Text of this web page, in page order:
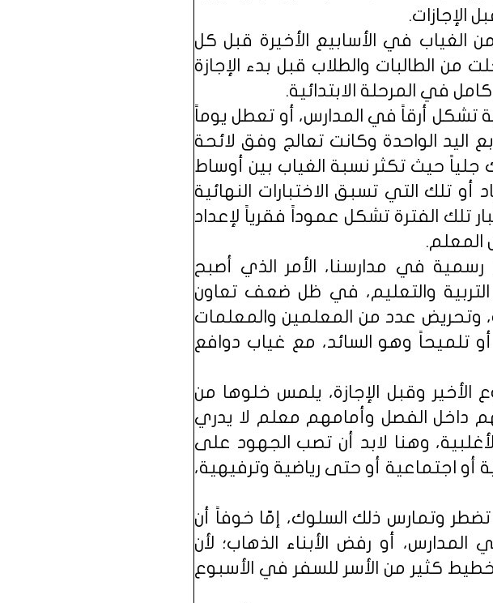
الإجازات.
من الغياب في الأسابيع الأخيرة قبل كل
من الطالبات والطلاب قبل بدء الإجازة
في المرحلة الابتدائية.
تشكل أرقاً في المدارس، أو تعطل يوماً
اليد الواحدة وكانت تعالج وفق لائحة
جلياً حيث تكثر نسبة الغياب بين أوساط
أو تلك التي تسبق الاختبارات النهائية
تلك الفترة تشكل عموداً فقرياً لإعداد
المعلم.
رسمية في مدارسنا، الأمر الذي أصبح
والتعليم، في ظل ضعف تعاون
وتحريض عدد من المعلمين والمعلمات
أو تلميحاً وهو السائد، مع غياب دوافع
وقبل الإجازة، يلمس خلوها من
داخل الفصل وأمامهم معلم لا يدري
وهنا لابد أن تصب الجهود على
أو اجتماعية أو حتى رياضية وترفيهية،
وتمارس ذلك السلوك، إمّا خوفاً أن
أو رفض الأبناء الذهاب؛ لأن
كثير من الأسر للسفر في الأسبوع